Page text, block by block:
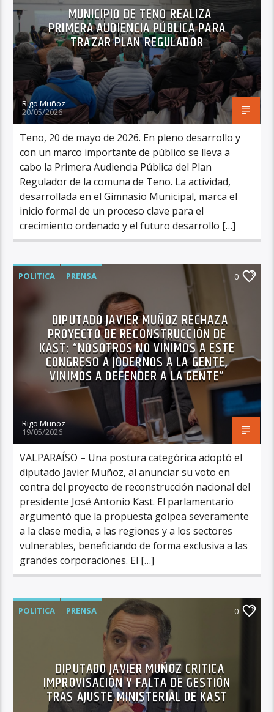
MUNICIPIO DE TENO REALIZA
PRIMERA AUDIENCIA PÚBLICA PARA
TRAZAR PLAN REGULADOR
Rigo Muñoz
20/05/2026
Teno, 20 de mayo de 2026. En pleno desarrollo y
con un marco importante de público se lleva a
cabo la Primera Audiencia Pública del Plan
Regulador de la comuna de Teno. La actividad,
desarrollada en el Gimnasio Municipal, marca el
inicio formal de un proceso clave para el
crecimiento ordenado y el futuro desarrollo […]
POLITICA PRENSA 0
DIPUTADO JAVIER MUÑOZ RECHAZA
PROYECTO DE RECONSTRUCCIÓN DE
KAST: “NOSOTROS NO VINIMOS A ESTE
CONGRESO A JODERNOS A LA GENTE,
VINIMOS A DEFENDER A LA GENTE”
Rigo Muñoz
19/05/2026
VALPARAÍSO – Una postura categórica adoptó el
diputado Javier Muñoz, al anunciar su voto en
contra del proyecto de reconstrucción nacional del
presidente José Antonio Kast. El parlamentario
argumentó que la propuesta golpea severamente
a la clase media, a las regiones y a los sectores
vulnerables, beneficiando de forma exclusiva a las
grandes corporaciones. El […]
POLITICA PRENSA 0
DIPUTADO JAVIER MUÑOZ CRITICA
IMPROVISACIÓN Y FALTA DE GESTIÓN
TRAS AJUSTE MINISTERIAL DE KAST